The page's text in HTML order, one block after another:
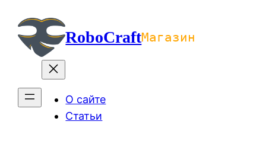
содержимомуRoboCraftМагазин
О сайте
Статьи